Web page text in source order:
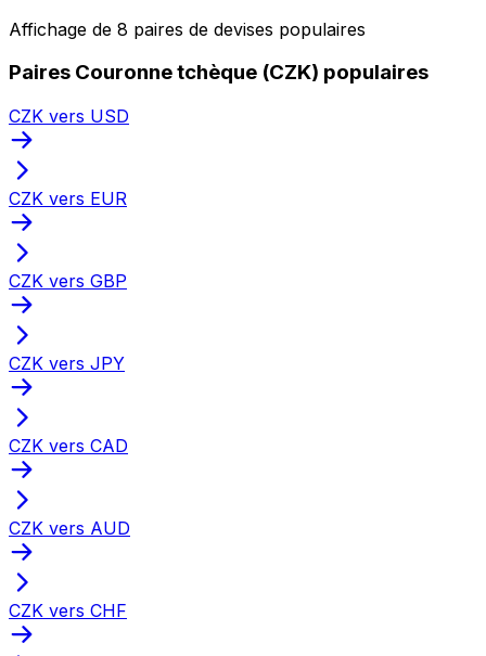
Affichage de 8 paires de devises populaires
Paires Couronne tchèque (CZK) populaires
CZK vers USD
CZK vers EUR
CZK vers GBP
CZK vers JPY
CZK vers CAD
CZK vers AUD
CZK vers CHF